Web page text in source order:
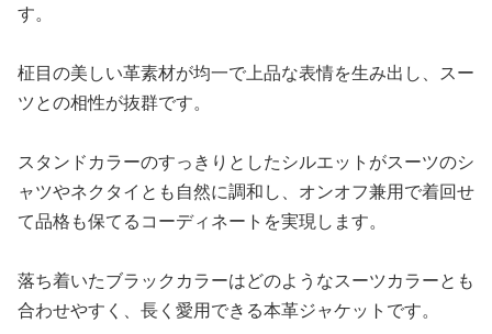
す。
柾目の美しい革素材が均一で上品な表情を生み出し、スー
ツとの相性が抜群です。
スタンドカラーのすっきりとしたシルエットがスーツのシ
ャツやネクタイとも自然に調和し、オンオフ兼用で着回せ
て品格も保てるコーディネートを実現します。
落ち着いたブラックカラーはどのようなスーツカラーとも
合わせやすく、長く愛用できる本革ジャケットです。